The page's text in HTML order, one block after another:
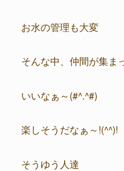
お水の管理も大変
そんな中、仲間が集ま
いいなぁ～(#^.^#)
楽しそうだなぁ～!(^^)!
そうゆう人達